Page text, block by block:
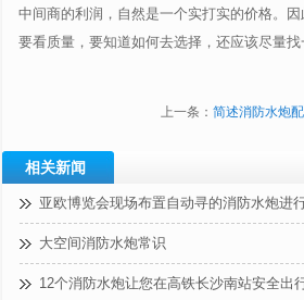
中间商的利润，自然是一个实打实的价格。
要看质量，要知道如何去选择，还应该尽量找
上一条： 简述消防水炮
相关新闻
亚欧博览会现场布置自动寻的消防水炮进
大空间消防水炮常识
12个消防水炮让您在高铁长沙南站安全出